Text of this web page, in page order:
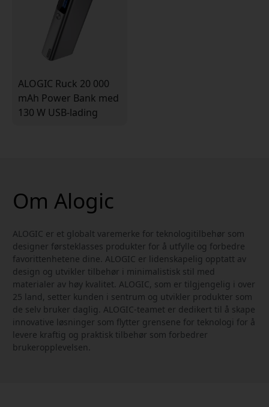
ALOGIC Ruck 20 000
mAh Power Bank med
130 W USB-lading
Om Alogic
ALOGIC er et globalt varemerke for teknologitilbehør som
designer førsteklasses produkter for å utfylle og forbedre
favorittenhetene dine. ALOGIC er lidenskapelig opptatt av
design og utvikler tilbehør i minimalistisk stil med
materialer av høy kvalitet. ALOGIC, som er tilgjengelig i over
25 land, setter kunden i sentrum og utvikler produkter som
de selv bruker daglig. ALOGIC-teamet er dedikert til å skape
innovative løsninger som flytter grensene for teknologi for å
levere kraftig og praktisk tilbehør som forbedrer
brukeropplevelsen.